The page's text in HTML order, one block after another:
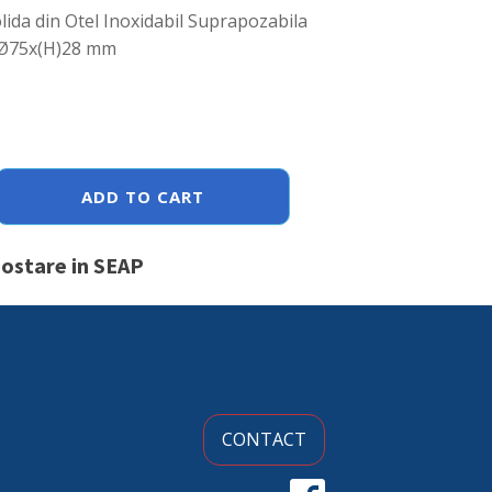
din Otel Inoxidabil Suprapozabila
mm
ADD TO CART
in SEAP
CONTACT